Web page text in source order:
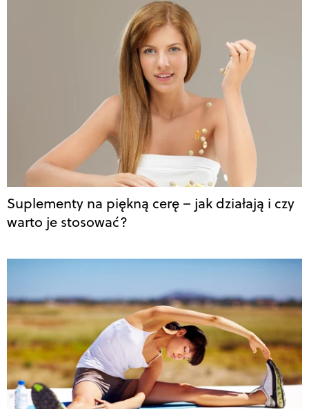
Suplementy na piękną cerę – jak działają i czy
warto je stosować?